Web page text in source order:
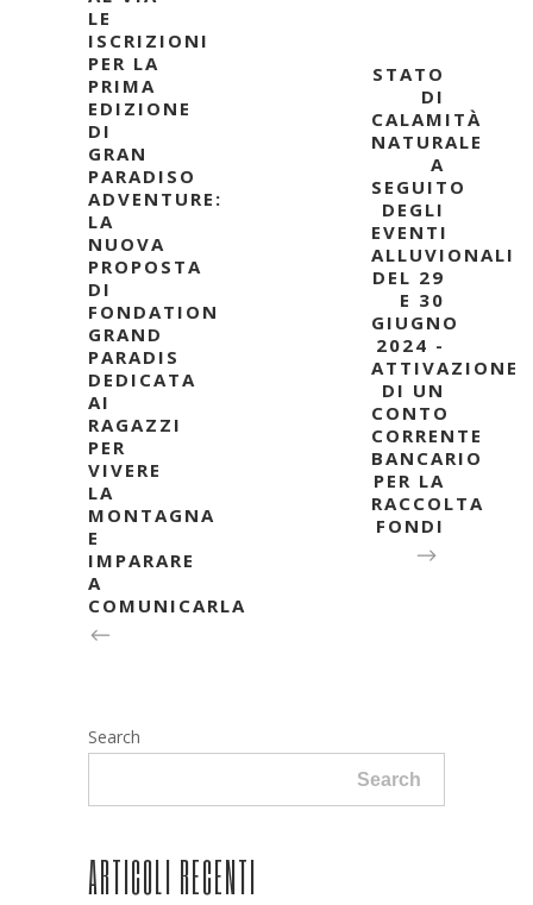
LE
ISCRIZIONI
PER LA
PRIMA
EDIZIONE
DI
GRAN
PARADISO
ADVENTURE:
LA
NUOVA
PROPOSTA
DI
FONDATION
GRAND
PARADIS
DEDICATA
AI
RAGAZZI
PER
VIVERE
LA
MONTAGNA
E
IMPARARE
A
COMUNICARLA
STATO
DI
CALAMITÀ
NATURALE
A
SEGUITO
DEGLI
EVENTI
ALLUVIONALI
DEL 29
E 30
GIUGNO
2024 -
ATTIVAZIONE
DI UN
CONTO
CORRENTE
BANCARIO
PER LA
RACCOLTA
FONDI
Search
Search
ARTICOLI RECENTI